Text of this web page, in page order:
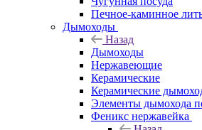
Печное-каминное
Дымоходы
Назад
Дымоходы
Нержавеющие
Керамические
Керамические
Элементы дымохода
Феникс нержавейка